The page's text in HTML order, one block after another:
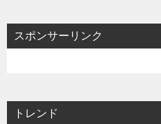
スポンサーリンク
トレンド